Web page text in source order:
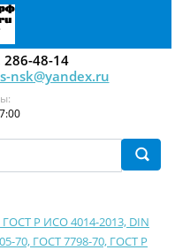
286-48-14
nsk@yandex.ru
ГОСТ Р ИСО 4014-2013, DIN
70, ГОСТ 7798-70, ГОСТ Р